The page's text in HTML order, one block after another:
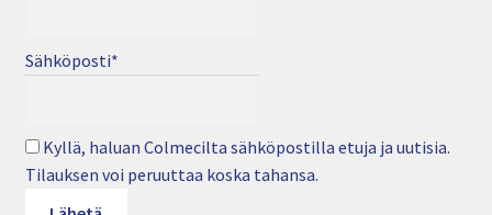
Sähköposti*
Kyllä, haluan Colmecilta sähköpostilla etuja ja uutisia.
Tilauksen voi peruuttaa koska tahansa.